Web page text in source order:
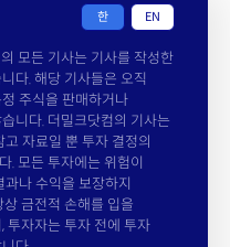
한 EN
모든 기사는 기사를 작성한
다. 해당 기사들은 오직
주식을 판매하거나
니다. 더밀크닷컴의 기사는
자료일 뿐 투자 결정의
. 모든 투자에는 위험이
나 수익을 보장하지
금전적 손해를 입을
투자자는 투자 전에 투자